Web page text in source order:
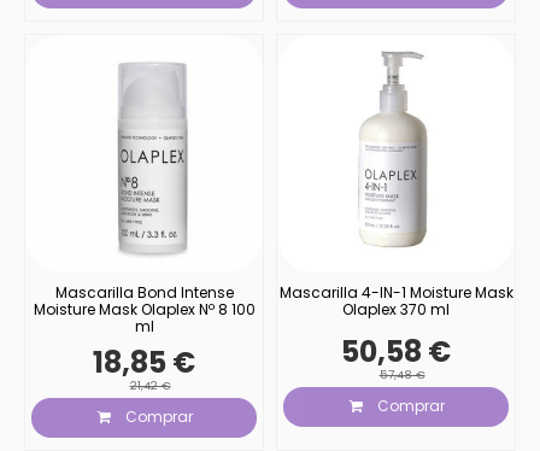
Mascarilla Bond Intense
Moisture Mask Olaplex Nº 8 100
ml
18,85 €
21,42 €
Comprar
Mascarilla 4-IN-1 Moisture Mask
Olaplex 370 ml
50,58 €
57,48 €
Comprar